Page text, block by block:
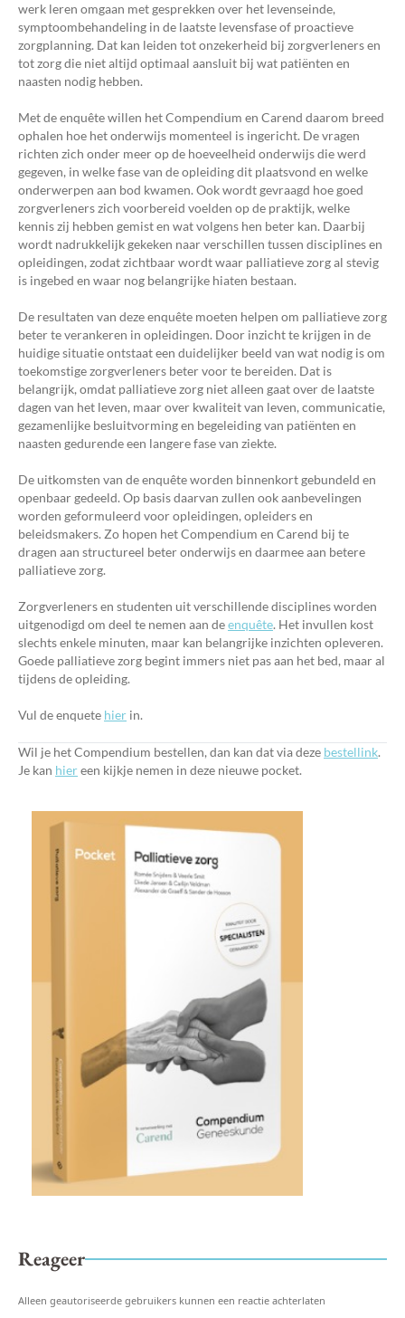
werk leren omgaan met gesprekken over het levenseinde,
symptoombehandeling in de laatste levensfase of proactieve
zorgplanning. Dat kan leiden tot onzekerheid bij zorgverleners en
tot zorg die niet altijd optimaal aansluit bij wat patiënten en
naasten nodig hebben.
Met de enquête willen het Compendium en Carend daarom breed
ophalen hoe het onderwijs momenteel is ingericht. De vragen
richten zich onder meer op de hoeveelheid onderwijs die werd
gegeven, in welke fase van de opleiding dit plaatsvond en welke
onderwerpen aan bod kwamen. Ook wordt gevraagd hoe goed
zorgverleners zich voorbereid voelden op de praktijk, welke
kennis zij hebben gemist en wat volgens hen beter kan. Daarbij
wordt nadrukkelijk gekeken naar verschillen tussen disciplines en
opleidingen, zodat zichtbaar wordt waar palliatieve zorg al stevig
is ingebed en waar nog belangrijke hiaten bestaan.
De resultaten van deze enquête moeten helpen om palliatieve zorg
beter te verankeren in opleidingen. Door inzicht te krijgen in de
huidige situatie ontstaat een duidelijker beeld van wat nodig is om
toekomstige zorgverleners beter voor te bereiden. Dat is
belangrijk, omdat palliatieve zorg niet alleen gaat over de laatste
dagen van het leven, maar over kwaliteit van leven, communicatie,
gezamenlijke besluitvorming en begeleiding van patiënten en
naasten gedurende een langere fase van ziekte.
De uitkomsten van de enquête worden binnenkort gebundeld en
openbaar gedeeld. Op basis daarvan zullen ook aanbevelingen
worden geformuleerd voor opleidingen, opleiders en
beleidsmakers. Zo hopen het Compendium en Carend bij te
dragen aan structureel beter onderwijs en daarmee aan betere
palliatieve zorg.
Zorgverleners en studenten uit verschillende disciplines worden
uitgenodigd om deel te nemen aan deenquête. Het invullen kost
slechts enkele minuten, maar kan belangrijke inzichten opleveren.
Goede palliatieve zorg begint immers niet pas aan het bed, maar al
tijdens de opleiding.
Vul de enquete hier in.
Wil je het Compendium bestellen, dan kan dat via deze bestellink.
Je kan hiereen kijkje nemen in deze nieuwe pocket.
Reageer
Alleen geautoriseerde gebruikers kunnen een reactie achterlaten